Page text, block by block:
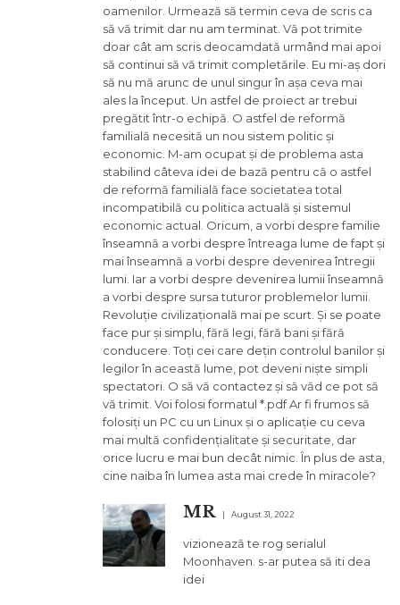
oamenilor. Urmează să termin ceva de scris ca
să vă trimit dar nu am terminat. Vă pot trimite
doar cât am scris deocamdată urmând mai apoi
să continui să vă trimit completările. Eu mi-aș dori
să nu mă arunc de unul singur în așa ceva mai
ales la început. Un astfel de proiect ar trebui
pregătit într-o echipă. O astfel de reformă
familială necesită un nou sistem politic și
economic. M-am ocupat și de problema asta
stabilind câteva idei de bază pentru că o astfel
de reformă familială face societatea total
incompatibilă cu politica actuală și sistemul
economic actual. Oricum, a vorbi despre familie
înseamnă a vorbi despre întreaga lume de fapt și
mai înseamnă a vorbi despre devenirea întregii
lumi. Iar a vorbi despre devenirea lumii înseamnă
a vorbi despre sursa tuturor problemelor lumii.
Revoluție civilizațională mai pe scurt. Și se poate
face pur și simplu, fără legi, fără bani și fără
conducere. Toți cei care dețin controlul banilor și
legilor în această lume, pot deveni niște simpli
spectatori. O să vă contactez și să văd ce pot să
vă trimit. Voi folosi formatul *.pdf Ar fi frumos să
folosiți un PC cu un Linux și o aplicație cu ceva
mai multă confidențialitate și securitate, dar
orice lucru e mai bun decât nimic. În plus de asta,
cine naiba în lumea asta mai crede în miracole?
MR August 31, 2022
vizionează te rog serialul
Moonhaven. s-ar putea să iti dea
idei